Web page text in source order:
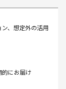
、想定外の活用
にお届け